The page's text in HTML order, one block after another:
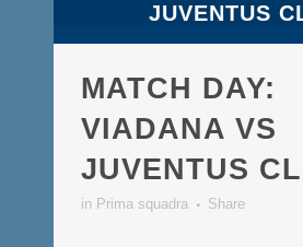
JUVENTUS
MATCH DAY:
VIADANA VS
JUVENTUS
in Prima squadra Share